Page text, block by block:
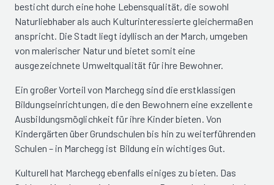
besticht durch eine hohe Lebensqualität, die sowohl
Naturliebhaber als auch Kulturinteressierte gleichermaßen
anspricht. Die Stadt liegt idyllisch an der March, umgeben
von malerischer Natur und bietet somit eine
ausgezeichnete Umweltqualität für ihre Bewohner.
Ein großer Vorteil von Marchegg sind die erstklassigen
Bildungseinrichtungen, die den Bewohnern eine exzellente
Ausbildungsmöglichkeit für ihre Kinder bieten. Von
Kindergärten über Grundschulen bis hin zu weiterführenden
Schulen – in Marchegg ist Bildung ein wichtiges Gut.
Kulturell hat Marchegg ebenfalls einiges zu bieten. Das